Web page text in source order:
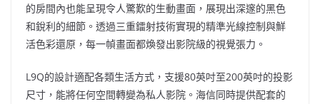
的房間內也能呈現令人驚歎的生動畫面，展現出深邃的黑色
和銳利的細節。透過三重鐳射技術實現的精準光線控制與鮮
活色彩還原，每一幀畫面都煥發出影院級的視覺張力。
L9Q的設計適配各類生活方式，支援80英吋至200英吋的投影
尺寸，能將任何空間轉變為私人影院。海信同時提供配套的